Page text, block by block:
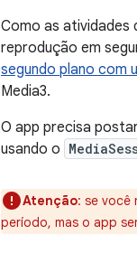
Como as atividades
reprodução em
segundo plano com
Media3.
O app precisa
usando o
Atenção: se você
período, mas o app